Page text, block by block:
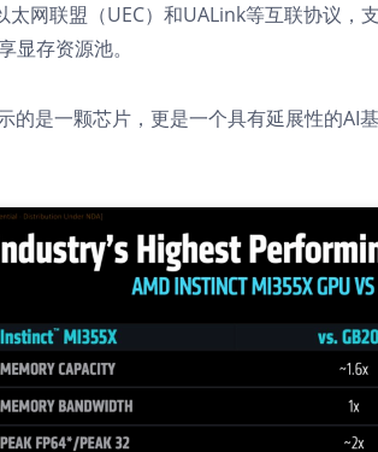
太网联盟 （UEC） 和UALink等互联协议，
显存资源池。
的是一颗芯片，更是一个具有延展性的AI